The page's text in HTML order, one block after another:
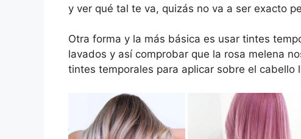
y ver qué tal te va, quizás no va a ser exacto
Otra forma y la más básica es usar tintes
lavados y así comprobar que la rosa melena
tintes temporales para aplicar sobre el cabello